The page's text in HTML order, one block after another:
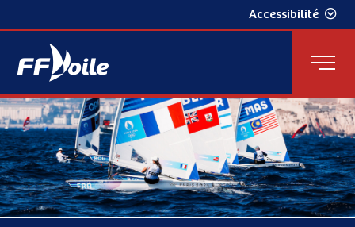
Accessibilité